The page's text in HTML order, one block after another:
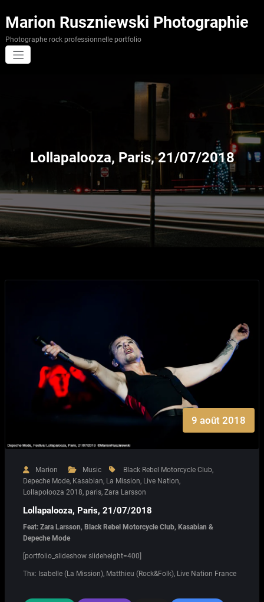
au
contenu
Marion Ruszniewski Photographie
Photographe rock professionnelle portfolio
Lollapalooza, Paris, 21/07/2018
9 août 2018
Marion Music Black Rebel Motorcycle Club,
Depeche Mode, Kasabian, La Mission, Live Nation,
Lollapolooza 2018, paris, Zara Larsson
Lollapalooza, Paris, 21/07/2018
Feat: Zara Larsson, Black Rebel Motorcycle Club, Kasabian &
Depeche Mode
[portfolio_slideshow slideheight=400]
Thx: Isabelle (La Mission), Matthieu (Rock&Folk), Live Nation France